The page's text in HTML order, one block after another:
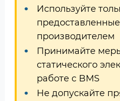
Используйте
предоставленные
производителем
Принимайте
статического
работе с BMS
Не допускайте